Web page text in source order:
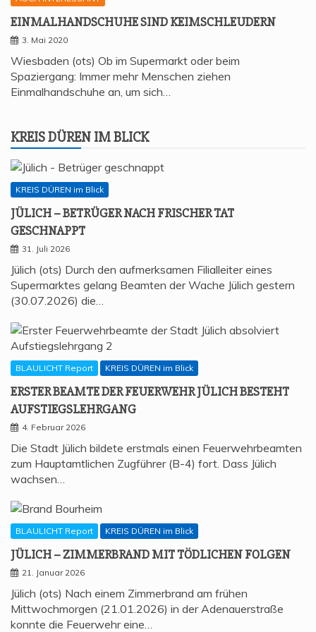
EIN­MAL­HAND­SCHU­HE SIND KEIMSCHLEUDERN
3. Mai 2020
Wiesbaden (ots) Ob im Supermarkt oder beim
Spaziergang: Immer mehr Menschen ziehen
Einmalhandschuhe an, um sich…
KREIS DÜREN IM BLICK
KREIS DÜREN im Blick
JÜLICH – BETRÜ­GER NACH FRI­SCHER TAT
GESCHNAPPT
31. Juli 2026
Jülich (ots) Durch den aufmerksamen Filialleiter eines
Supermarktes gelang Beamten der Wache Jülich gestern
(30.07.2026) die…
BLAULICHT Report KREIS DÜREN im Blick
ERS­TER BEAM­TE DER FEU­ER­WEHR JÜLICH BESTEHT
AUFSTIEGSLEHRGANG
4. Februar 2026
Die Stadt Jülich bildete erstmals einen Feuerwehrbeamten
zum Hauptamtlichen Zugführer (B-4) fort. Dass Jülich
wachsen…
BLAULICHT Report KREIS DÜREN im Blick
JÜLICH – ZIM­MER­BRAND MIT TÖD­LI­CHEN FOLGEN
21. Januar 2026
Jülich (ots) Nach einem Zimmerbrand am frühen
Mittwochmorgen (21.01.2026) in der Adenauerstraße
konnte die Feuerwehr eine…